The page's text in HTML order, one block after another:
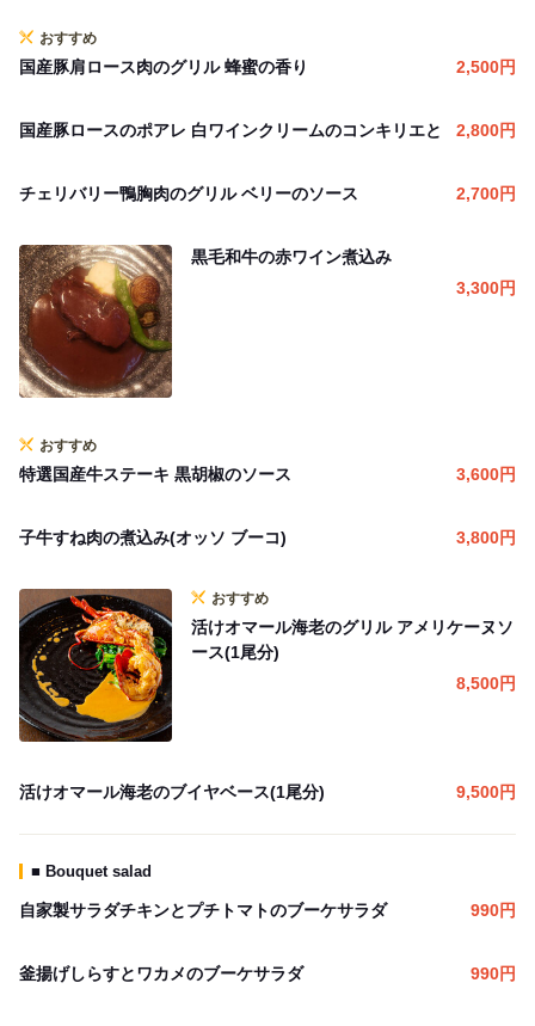
おすすめ
国産豚肩ロース肉のグリル 蜂蜜の香り 2,500円
国産豚ロースのポアレ 白ワインクリームのコンキリエと 2,800円
チェリバリー鴨胸肉のグリル ベリーのソース 2,700円
黒毛和牛の赤ワイン煮込み
3,300円
おすすめ
特選国産牛ステーキ 黒胡椒のソース 3,600円
子牛すね肉の煮込み(オッソ ブーコ) 3,800円
おすすめ
活けオマール海老のグリル アメリケーヌソ
ース(1尾分)
8,500円
活けオマール海老のブイヤベース(1尾分) 9,500円
■ Bouquet salad
自家製サラダチキンとプチトマトのブーケサラダ 990円
釜揚げしらすとワカメのブーケサラダ 990円